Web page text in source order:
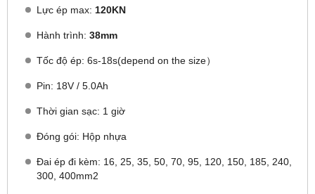
Lực ép max: 120KN
Hành trình: 38mm
Tốc độ ép: 6s-18s(depend on the size）
Pin: 18V / 5.0Ah
Thời gian sạc: 1 giờ
Đóng gói: Hộp nhựa
Đai ép đi kèm: 16, 25, 35, 50, 70, 95, 120, 150, 185, 240,
300, 400mm2